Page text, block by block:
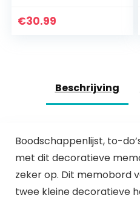
gaaswand,
€30.99
Beschrijving
Boodschappenlijst, to-
met dit decoratieve
zeker op. Dit memobord
twee kleine decoratieve